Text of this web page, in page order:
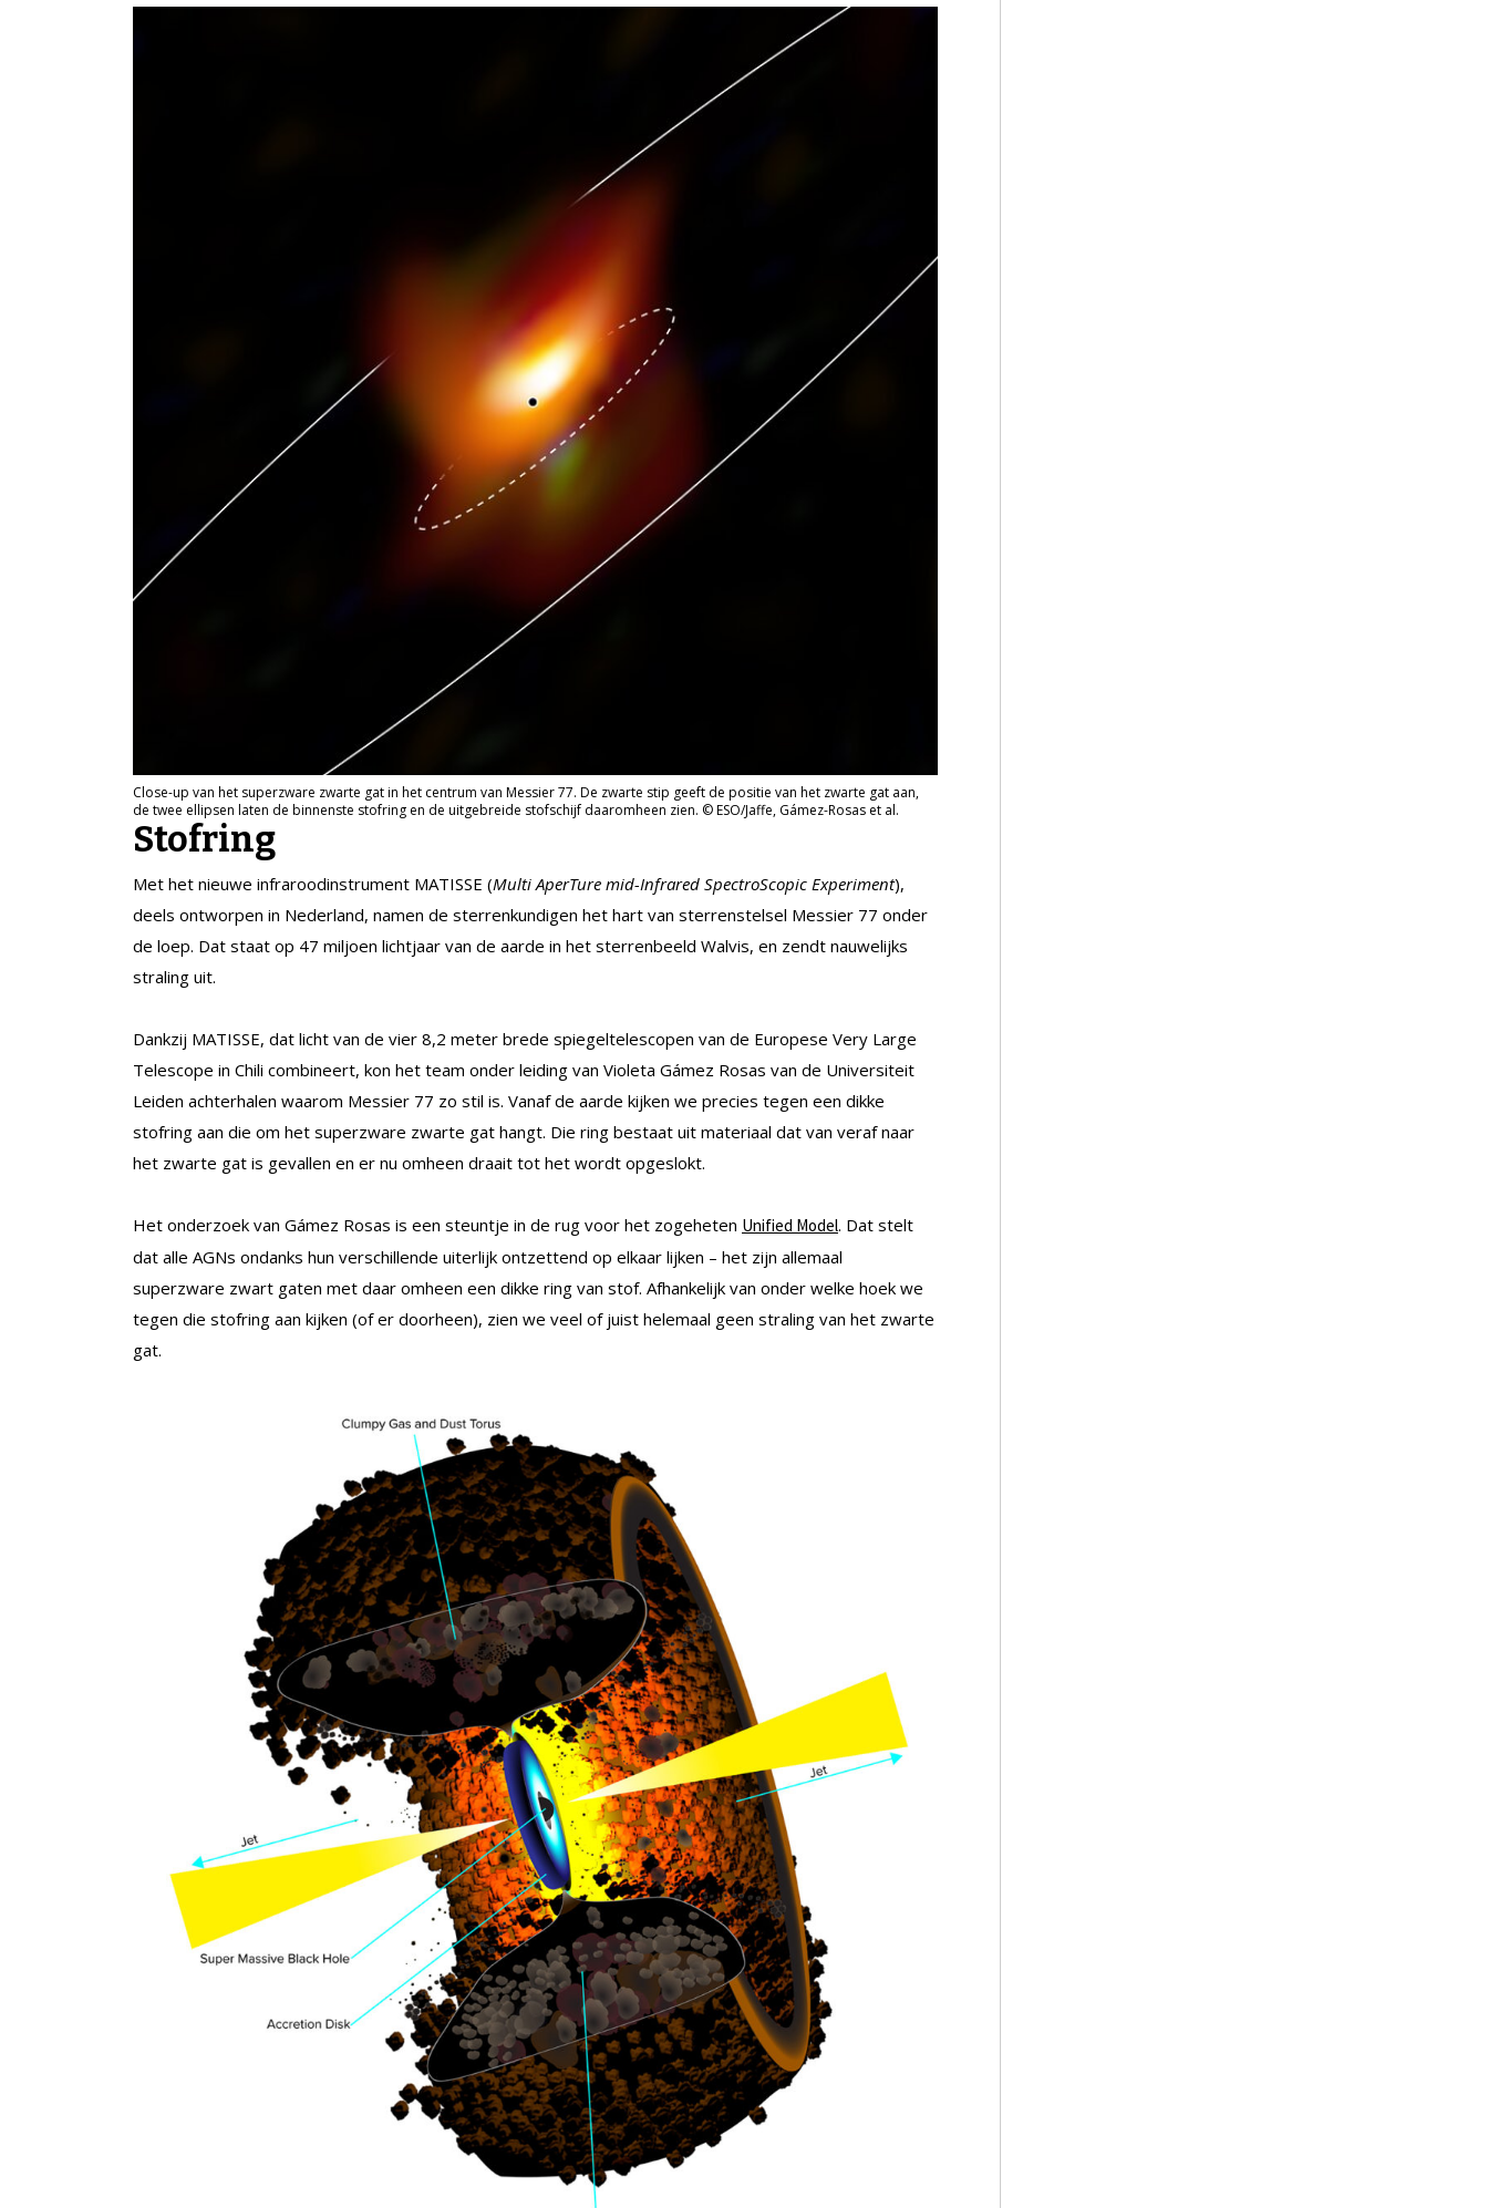
Close-up van het superzware zwarte gat in het centrum van Messier 77. De zwarte stip geeft de positie van het zwarte gat aan,
de twee ellipsen laten de binnenste stofring en de uitgebreide stofschijf daaromheen zien. © ESO/Jaffe, Gámez-Rosas et al.
Stofring
Met het nieuwe infraroodinstrument MATISSE (Multi AperTure mid-Infrared SpectroScopic Experiment),
deels ontworpen in Nederland, namen de sterrenkundigen het hart van sterrenstelsel Messier 77 onder
de loep. Dat staat op 47 miljoen lichtjaar van de aarde in het sterrenbeeld Walvis, en zendt nauwelijks
straling uit.
Dankzij MATISSE, dat licht van de vier 8,2 meter brede spiegeltelescopen van de Europese Very Large
Telescope in Chili combineert, kon het team onder leiding van Violeta Gámez Rosas van de Universiteit
Leiden achterhalen waarom Messier 77 zo stil is. Vanaf de aarde kijken we precies tegen een dikke
stofring aan die om het superzware zwarte gat hangt. Die ring bestaat uit materiaal dat van veraf naar
het zwarte gat is gevallen en er nu omheen draait tot het wordt opgeslokt.
Het onderzoek van Gámez Rosas is een steuntje in de rug voor het zogeheten Unified Model. Dat stelt
dat alle AGNs ondanks hun verschillende uiterlijk ontzettend op elkaar lijken – het zijn allemaal
superzware zwart gaten met daar omheen een dikke ring van stof. Afhankelijk van onder welke hoek we
tegen die stofring aan kijken (of er doorheen), zien we veel of juist helemaal geen straling van het zwarte
gat.